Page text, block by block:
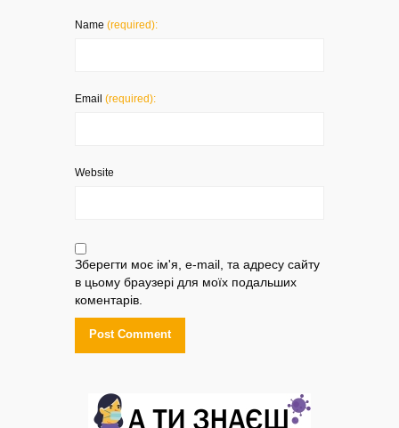
Name (required):
Email (required):
Website
Зберегти моє ім'я, e-mail, та адресу сайту
в цьому браузері для моїх подальших
коментарів.